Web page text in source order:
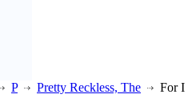
P Pretty Reckless, The
For I